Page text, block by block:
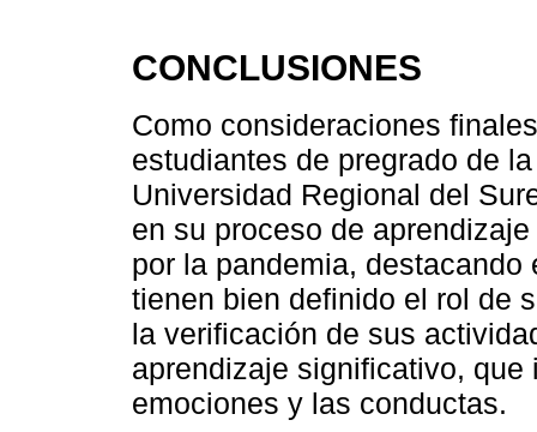
CONCLUSIONES
Como consideraciones
estudiantes de pregrado de
Universidad Regional del
en su proceso de
por la pandemia,
tienen bien definido el rol de
la verificación de sus
aprendizaje significativo,
emociones y las conductas.